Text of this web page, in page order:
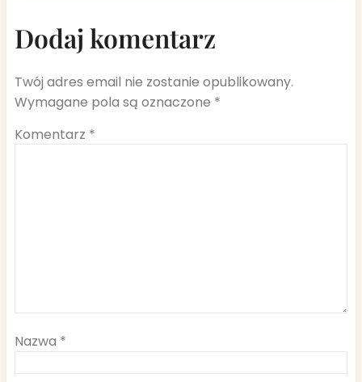
Dodaj komentarz
Twój adres email nie zostanie opublikowany.
Wymagane pola są oznaczone *
Komentarz *
Nazwa *